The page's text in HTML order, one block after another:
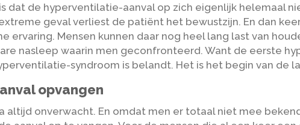
dat de hyperventilatie-aanval op zich eigenlijk helemaal
geval verliest de patiënt het bewustzijn. En dan
ervaring. Mensen kunnen daar nog heel lang last van
nasleep waarin men geconfronteerd. Want de eerste
syndroom is belandt. Het is het begin van de
opvangen
altijd onverwacht. En omdat men er totaal niet mee